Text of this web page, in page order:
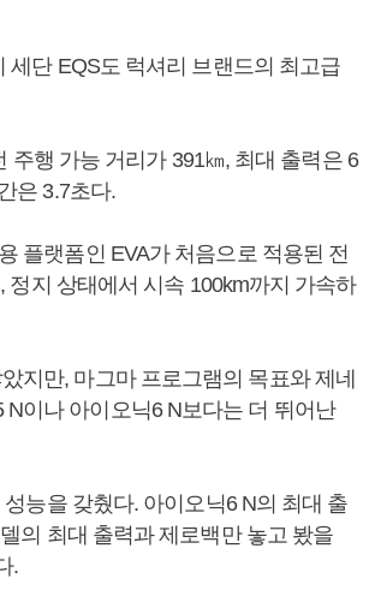
세단 EQS도 럭셔리 브랜드의 최고급
주행 가능 거리가 391㎞, 최대 출력은 6
은 3.7초다.
플랫폼인 EVA가 처음으로 적용된 전
지 상태에서 시속 100km까지 가속하
지만, 마그마 프로그램의 목표와 제네
이나 아이오닉6 N보다는 더 뛰어난
능을 갖췄다. 아이오닉6 N의 최대 출
의 최대 출력과 제로백만 놓고 봤을
.